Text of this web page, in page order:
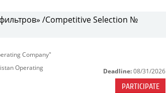
/Competitive Selection №
Company"
Operating
Deadline: 08/31/2026
PARTICIPATE